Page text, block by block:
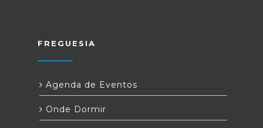
FREGUESIA
Agenda de Eventos
Onde Dormir